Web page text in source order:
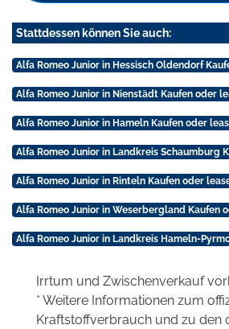
Stattdessen können Sie auch:
Alfa Romeo Junior in Hessisch Oldendorf
Alfa Romeo Junior in Nienstädt Kaufen oder
Alfa Romeo Junior in Hameln Kaufen oder
Alfa Romeo Junior in Landkreis Schaumburg
Alfa Romeo Junior in Rinteln Kaufen oder
Alfa Romeo Junior in Weserbergland Kaufen
Alfa Romeo Junior in Landkreis Hameln-
Irrtum und Zwischenverkauf
* Weitere Informationen zum
Kraftstoffverbrauch und zu den